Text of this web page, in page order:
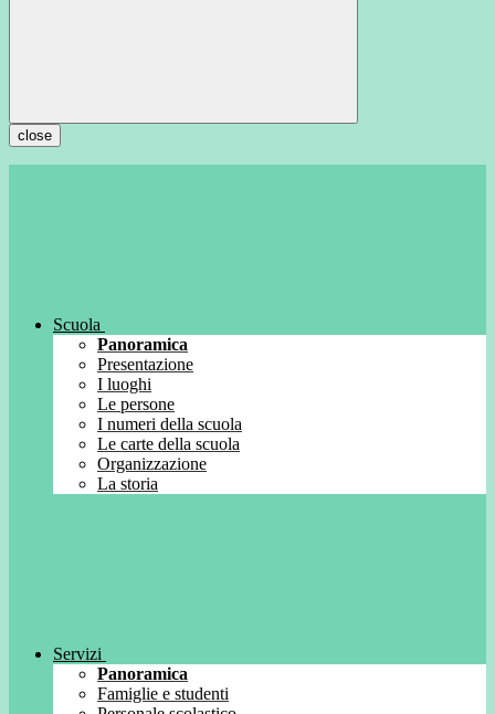
close
Scuola
Panoramica
Presentazione
I luoghi
Le persone
I numeri della scuola
Le carte della scuola
Organizzazione
La storia
Servizi
Panoramica
Famiglie e studenti